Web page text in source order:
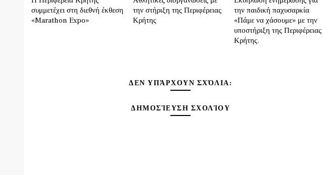
συμμετέχει στη διεθνή έκθεση
«Marathon Expo»
την στήριξη της Περιφέρειας
Κρήτης
την παιδική παχυσαρκία
«Πάμε να χάσουμε» με την
υποστήριξη της Περιφέρειας
Κρήτης.
ΔΕΝ ΥΠΆΡΧΟΥΝ ΣΧΌΛΙΑ:
ΔΗΜΟΣΊΕΥΣΗ ΣΧΟΛΊΟΥ